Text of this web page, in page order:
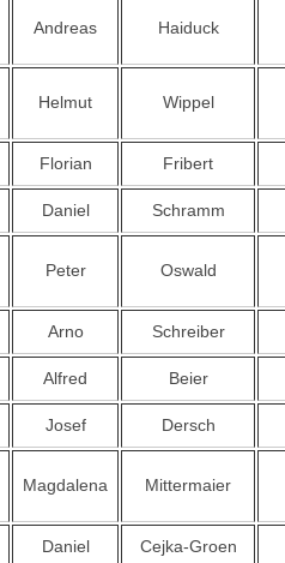
Andreas Haiduck
Helmut Wippel
Florian Fribert
Daniel Schramm
Peter Oswald
Arno Schreiber
Alfred Beier
Josef Dersch
Magdalena Mittermaier
Daniel Cejka-Groen